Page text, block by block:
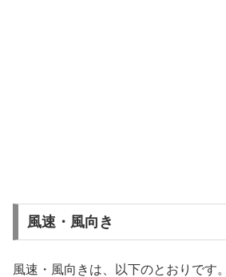
風速・風向き
風速・風向きは、以下のとおりです。